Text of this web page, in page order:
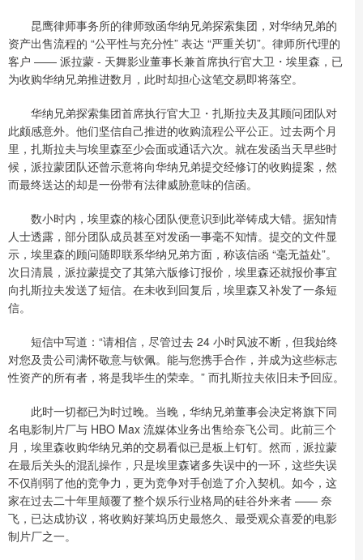
昆鹰律师事务所的律师致函华纳兄弟探索集团，对华纳兄弟的
资产出售流程的 “公平性与充分性” 表达 “严重关切”。律师所代理的
客户 —— 派拉蒙 - 天舞影业董事长兼首席执行官大卫・埃里森，已
为收购华纳兄弟推进数月，此时却担心这笔交易即将落空。
华纳兄弟探索集团首席执行官大卫・扎斯拉夫及其顾问团队对
此颇感意外。他们坚信自己推进的收购流程公平公正。过去两个月
里，扎斯拉夫与埃里森至少会面或通话六次。就在发函当天早些时
候，派拉蒙团队还曾示意将向华纳兄弟提交经修订的收购提案，然
而最终送达的却是一份带有法律威胁意味的信函。
数小时内，埃里森的核心团队便意识到此举铸成大错。据知情
人士透露，部分团队成员甚至对发函一事毫不知情。提交的文件显
示，埃里森的顾问随即联系华纳兄弟方面，称该信函 “毫无益处”。
次日清晨，派拉蒙提交了其第六版修订报价，埃里森还就报价事宜
向扎斯拉夫发送了短信。在未收到回复后，埃里森又补发了一条短
信。
短信中写道：“请相信，尽管过去 24 小时风波不断，但我始终
对您及贵公司满怀敬意与钦佩。能与您携手合作，并成为这些标志
性资产的所有者，将是我毕生的荣幸。” 而扎斯拉夫依旧未予回应。
此时一切都已为时过晚。当晚，华纳兄弟董事会决定将旗下同
名电影制片厂与 HBO Max 流媒体业务出售给奈飞公司。此前三个
月，埃里森收购华纳兄弟的交易看似已是板上钉钉。然而，派拉蒙
在最后关头的混乱操作，只是埃里森诸多失误中的一环，这些失误
不仅削弱了他的竞争力，更为竞争对手创造了介入契机。如今，这
家在过去二十年里颠覆了整个娱乐行业格局的硅谷外来者 —— 奈
飞，已达成协议，将收购好莱坞历史最悠久、最受观众喜爱的电影
制片厂之一。